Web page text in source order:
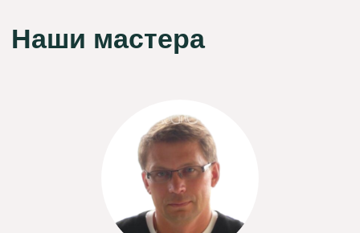
датчика стиральной машины
Ремонт эл. платы стиральной машины
от 400 руб.
от 550 руб.
от 500 руб.